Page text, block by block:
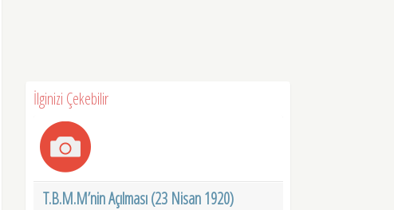
İlginizi Çekebilir
T.B.M.M’nin Açılması (23 Nisan 1920)